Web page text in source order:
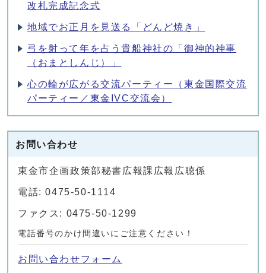
改札完成記念式
地域でお正月を見送る「どんど焼き」
弓を射って年を占う貴船神社の「御神的神事
（おまとしんじ）」
心の輪が広がる交流パーティー（東金国際交流
パーティー／東金IVC交流会）
お問い合わせ
東金市企画政策部秘書広報課広報広聴係
電話: 0475-50-1114
ファクス: 0475-50-1299
電話番号のかけ間違いにご注意ください！
お問い合わせフォーム